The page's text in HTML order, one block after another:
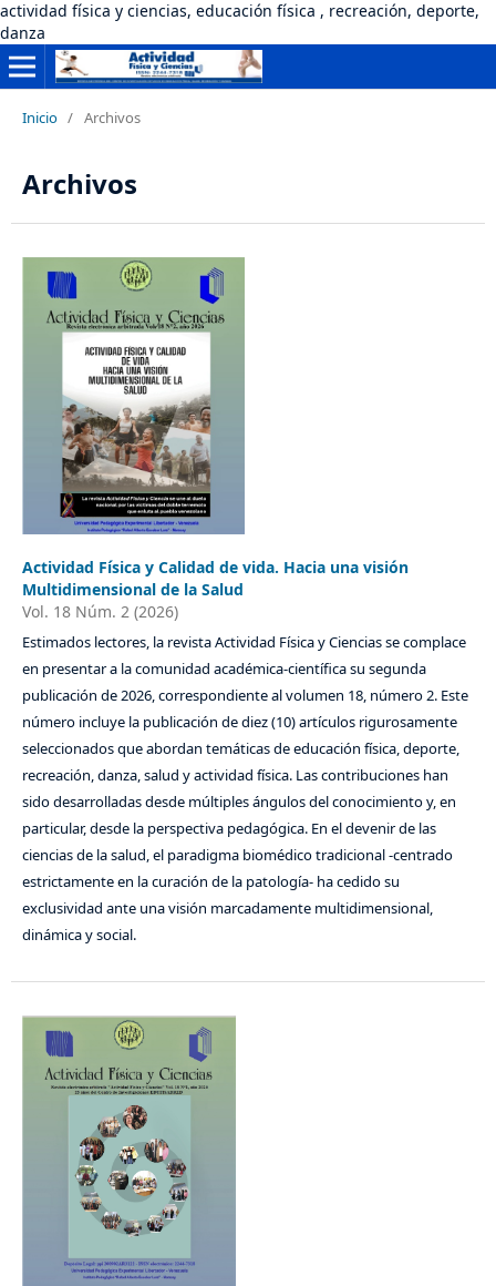
actividad física y ciencias, educación física , recreación, deporte,
danza
Inicio / Archivos
Archivos
Actividad Física y Calidad de vida. Hacia una visión
Multidimensional de la Salud
Vol. 18 Núm. 2 (2026)
Estimados lectores, la revista Actividad Física y Ciencias se complace
en presentar a la comunidad académica-científica su segunda
publicación de 2026, correspondiente al volumen 18, número 2. Este
número incluye la publicación de diez (10) artículos rigurosamente
seleccionados que abordan temáticas de educación física, deporte,
recreación, danza, salud y actividad física. Las contribuciones han
sido desarrolladas desde múltiples ángulos del conocimiento y, en
particular, desde la perspectiva pedagógica. En el devenir de las
ciencias de la salud, el paradigma biomédico tradicional -centrado
estrictamente en la curación de la patología- ha cedido su
exclusividad ante una visión marcadamente multidimensional,
dinámica y social.